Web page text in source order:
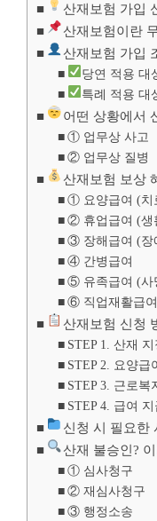
산재보험 가입
산재보험이란
산재보험 가입
당연 적용 대
특례 적용 대
어떤 상황에서
① 업무상 사고
② 업무상 질병
산재보험 보상
① 요양급여 (치
② 휴업급여 (생
③ 장해급여 (장
④ 간병급여
⑤ 유족급여 (사
⑥ 직업재활급여
산재보험 신청
STEP 1. 산재
STEP 2. 요양급
STEP 3. 근로복
STEP 4. 급여 지
신청 시 필요한
산재 불승인?
① 심사청구
② 재심사청구
③ 행정소송